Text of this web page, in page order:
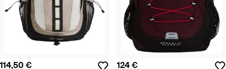
114,50 € 124 €